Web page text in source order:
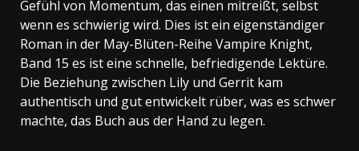
Gefühl von Momentum, das einen mitreißt, selbst
wenn es schwierig wird. Dies ist ein eigenständiger
Roman in der May-Blüten-Reihe Vampire Knight,
Band 15 es ist eine schnelle, befriedigende Lektüre.
Die Beziehung zwischen Lily und Gerrit kam
authentisch und gut entwickelt rüber, was es schwer
machte, das Buch aus der Hand zu legen.